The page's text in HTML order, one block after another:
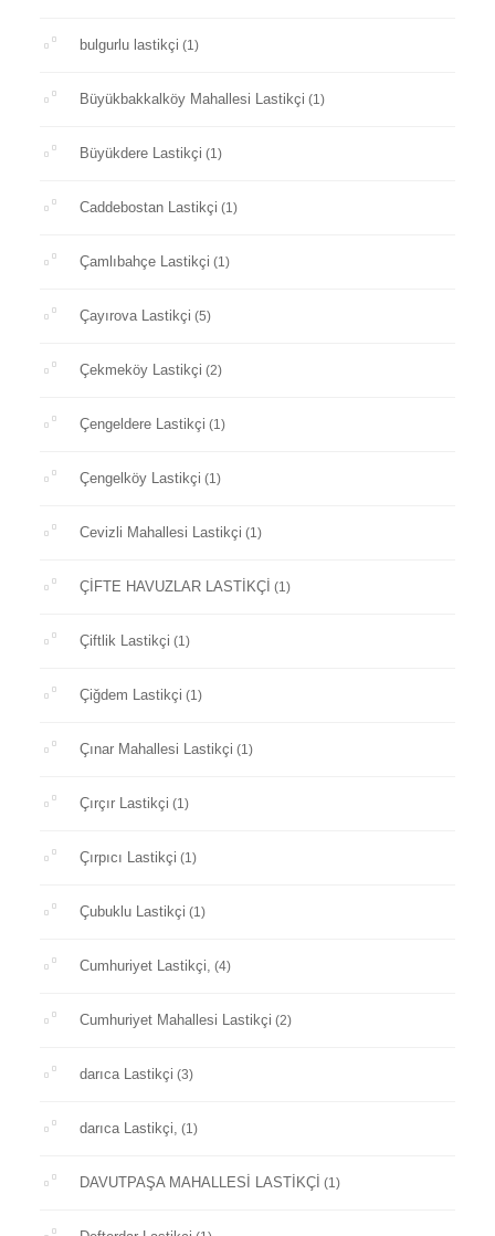
bulgurlu lastikçi (1)
Büyükbakkalköy Mahallesi Lastikçi (1)
Büyükdere Lastikçi (1)
Caddebostan Lastikçi (1)
Çamlıbahçe Lastikçi (1)
Çayırova Lastikçi (5)
Çekmeköy Lastikçi (2)
Çengeldere Lastikçi (1)
Çengelköy Lastikçi (1)
Cevizli Mahallesi Lastikçi (1)
ÇİFTE HAVUZLAR LASTİKÇİ (1)
Çiftlik Lastikçi (1)
Çiğdem Lastikçi (1)
Çınar Mahallesi Lastikçi (1)
Çırçır Lastikçi (1)
Çırpıcı Lastikçi (1)
Çubuklu Lastikçi (1)
Cumhuriyet Lastikçi, (4)
Cumhuriyet Mahallesi Lastikçi (2)
darıca Lastikçi (3)
darıca Lastikçi, (1)
DAVUTPAŞA MAHALLESİ LASTİKÇİ (1)